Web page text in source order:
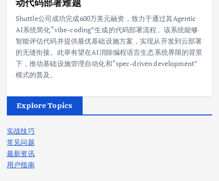
Shuttle公司成功完成600万美元融资，致力于通过其Agentic
AI系统简化“vibe-coding”生成的代码部署流程。该系统能够
智能评估代码并提供最优基础设施方案，实现从开发到云部署
的无缝衔接。此举有望在AI消除编程语言生态系统界限的背景
下，推动基础设施管理自动化和“spec-driven development”
模式的普及。
Explore Topics
实战技巧
常见问题
最新资讯
用户指南